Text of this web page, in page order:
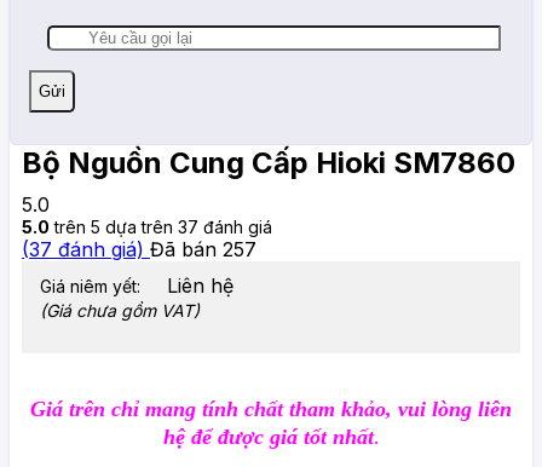
Bộ Nguồn Cung Cấp Hioki SM7860
5.0
5.0 trên 5 dựa trên 37 đánh giá
(37 đánh giá) Đã bán 257
Giá niêm yết: Liên hệ
(Giá chưa gồm VAT)
Giá trên chỉ mang tính chất tham khảo, vui lòng liên
hệ để đượcgiá tốt nhất.